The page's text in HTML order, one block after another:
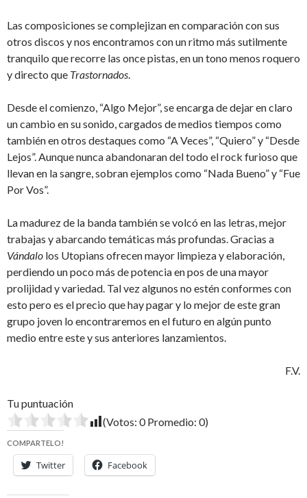
Las composiciones se complejizan en comparación con sus
otros discos y nos encontramos con un ritmo más sutilmente
tranquilo que recorre las once pistas, en un tono menos roquero
y directo que Trastornados.
Desde el comienzo, “Algo Mejor”, se encarga de dejar en claro
un cambio en su sonido, cargados de medios tiempos como
también en otros destaques como “A Veces”, “Quiero” y “Desde
Lejos”. Aunque nunca abandonaran del todo el rock furioso que
llevan en la sangre, sobran ejemplos como “Nada Bueno” y “Fue
Por Vos”.
La madurez de la banda también se volcó en las letras, mejor
trabajas y abarcando temáticas más profundas. Gracias a
Vándalo los Utopians ofrecen mayor limpieza y elaboración,
perdiendo un poco más de potencia en pos de una mayor
prolijidad y variedad. Tal vez algunos no estén conformes con
esto pero es el precio que hay pagar y lo mejor de este gran
grupo joven lo encontraremos en el futuro en algún punto
medio entre este y sus anteriores lanzamientos.
F.V.
Tu puntuación
(Votos: 0Promedio: 0)
COMPARTELO!
Twitter Facebook